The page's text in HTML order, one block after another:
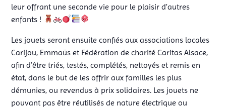
leur offrant une seconde vie pour le plaisir d’autres
enfants !
Les jouets seront ensuite confiés aux associations locales
Carijou, Emmaüs et Fédération de charité Caritas Alsace,
afin d’être triés, testés, complétés, nettoyés et remis en
état, dans le but de les offrir aux familles les plus
démunies, ou revendus à prix solidaires. Les jouets ne
pouvant pas être réutilisés de nature électrique ou